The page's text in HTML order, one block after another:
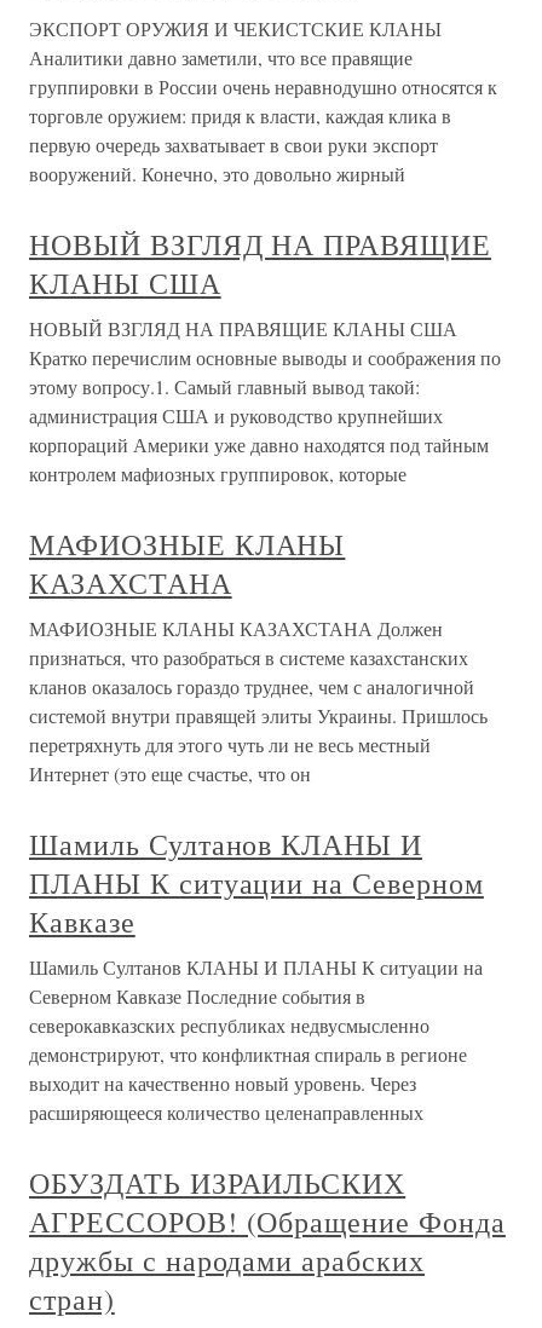
ЭКСПОРТ ОРУЖИЯ И ЧЕКИСТСКИЕ КЛАНЫ
Аналитики давно заметили, что все правящие
группировки в России очень неравнодушно относятся к
торговле оружием: придя к власти, каждая клика в
первую очередь захватывает в свои руки экспорт
вооружений. Конечно, это довольно жирный
НОВЫЙ ВЗГЛЯД НА ПРАВЯЩИЕ
КЛАНЫ США
НОВЫЙ ВЗГЛЯД НА ПРАВЯЩИЕ КЛАНЫ США
Кратко перечислим основные выводы и соображения по
этому вопросу.1. Самый главный вывод такой:
администрация США и руководство крупнейших
корпораций Америки уже давно находятся под тайным
контролем мафиозных группировок, которые
МАФИОЗНЫЕ КЛАНЫ
КАЗАХСТАНА
МАФИОЗНЫЕ КЛАНЫ КАЗАХСТАНА Должен
признаться, что разобраться в системе казахстанских
кланов оказалось гораздо труднее, чем с аналогичной
системой внутри правящей элиты Украины. Пришлось
перетряхнуть для этого чуть ли не весь местный
Интернет (это еще счастье, что он
Шамиль Султанов КЛАНЫ И
ПЛАНЫ К ситуации на Северном
Кавказе
Шамиль Султанов КЛАНЫ И ПЛАНЫ К ситуации на
Северном Кавказе Последние события в
северокавказских республиках недвусмысленно
демонстрируют, что конфликтная спираль в регионе
выходит на качественно новый уровень. Через
расширяющееся количество целенаправленных
ОБУЗДАТЬ ИЗРАИЛЬСКИХ
АГРЕССОРОВ! (Обращение Фонда
дружбы с народами арабских
стран)